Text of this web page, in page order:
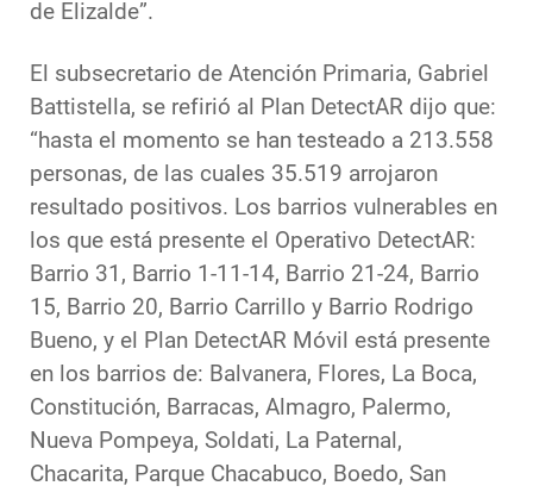
de Elizalde”.
El subsecretario de Atención Primaria, Gabriel
Battistella, se refirió al Plan DetectAR dijo que:
“hasta el momento se han testeado a 213.558
personas, de las cuales 35.519 arrojaron
resultado positivos. Los barrios vulnerables en
los que está presente el Operativo DetectAR:
Barrio 31, Barrio 1-11-14, Barrio 21-24, Barrio
15, Barrio 20, Barrio Carrillo y Barrio Rodrigo
Bueno, y el Plan DetectAR Móvil está presente
en los barrios de: Balvanera, Flores, La Boca,
Constitución, Barracas, Almagro, Palermo,
Nueva Pompeya, Soldati, La Paternal,
Chacarita, Parque Chacabuco, Boedo, San